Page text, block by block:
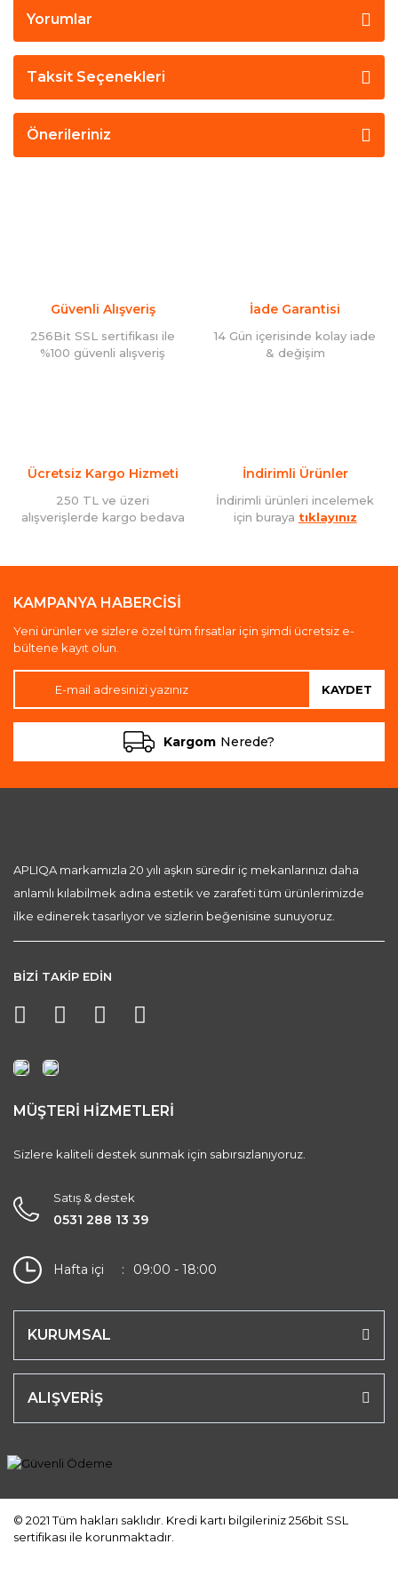
Yorumlar
Taksit Seçenekleri
Önerileriniz
Güvenli Alışveriş
256Bit SSL sertifikası ile
%100 güvenli alışveriş
İade Garantisi
14 Gün içerisinde kolay iade
& değişim
Ücretsiz Kargo Hizmeti
250 TL ve üzeri
alışverişlerde kargo bedava
İndirimli Ürünler
İndirimli ürünleri incelemek
için buraya tıklayınız
KAMPANYA HABERCİSİ
Yeni ürünler ve sizlere özel tüm fırsatlar için şimdi ücretsiz e-
bültene kayıt olun.
KAYDET
Kargom Nerede?
APLIQA markamızla 20 yılı aşkın süredir iç mekanlarınızı daha
anlamlı kılabilmek adına estetik ve zarafeti tüm ürünlerimizde
ilke edinerek tasarlıyor ve sizlerin beğenisine sunuyoruz.
BİZİ TAKİP EDİN
MÜŞTERİ HİZMETLERİ
Sizlere kaliteli destek sunmak için sabırsızlanıyoruz.
Satış & destek
0531 288 13 39
Hafta içi 09:00 - 18:00
KURUMSAL
ALIŞVERİŞ
© 2021 Tüm hakları saklıdır. Kredi kartı bilgileriniz 256bit SSL
sertifikası ile korunmaktadır.